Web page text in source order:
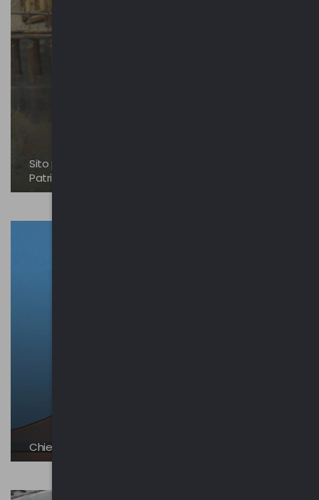
Sito palafitticolo del Sabbione o Settentrionale -
Patrimonio UNESCO dal 2011
Chiesa di Santa Margherita